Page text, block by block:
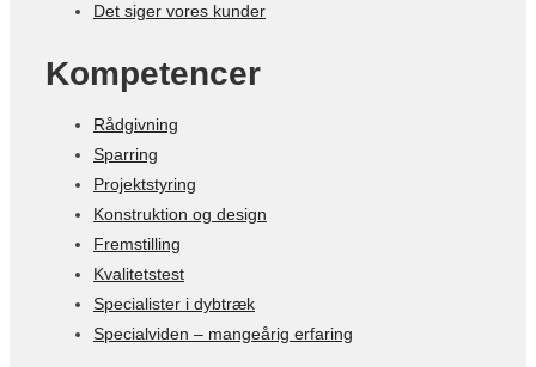
Det siger vores kunder
Kompetencer
Rådgivning
Sparring
Projektstyring
Konstruktion og design
Fremstilling
Kvalitetstest
Specialister i dybtræk
Specialviden – mangeårig erfaring